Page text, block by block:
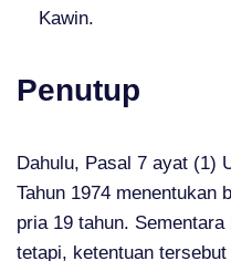
Kawin.
Penutup
Dahulu, Pasal 7 ayat (1)
Tahun 1974 menentukan
pria 19 tahun.
tetapi, ketentuan